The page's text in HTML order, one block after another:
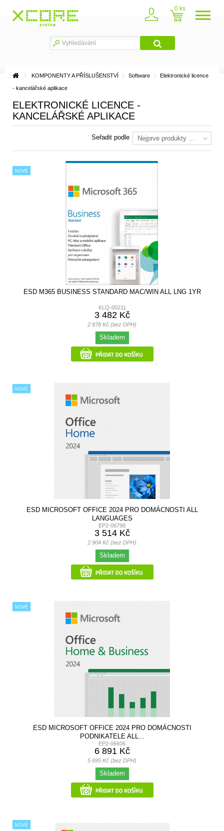
0
KOMPONENTY A PŘÍSLUŠENSTVÍ Software Elektronické licence
- kancelářské aplikace
ELEKTRONICKÉ LICENCE -
KANCELÁŘSKÉ APLIKACE
Seřadit podle Nejprve produkty skladem
NOVÉ
ESD M365 BUSINESS STANDARD MAC/WIN ALL LNG 1YR
KLQ-00211
3 482 Kč
2 878 Kč (bez DPH)
Skladem
NOVÉ
ESD MICROSOFT OFFICE 2024 PRO DOMÁCNOSTI ALL
LANGUAGES
EP2-06798
3 514 Kč
2 904 Kč (bez DPH)
Skladem
NOVÉ
ESD MICROSOFT OFFICE 2024 PRO DOMÁCNOSTI
PODNIKATELE ALL...
EP2-06606
6 891 Kč
5 695 Kč (bez DPH)
Skladem
NOVÉ